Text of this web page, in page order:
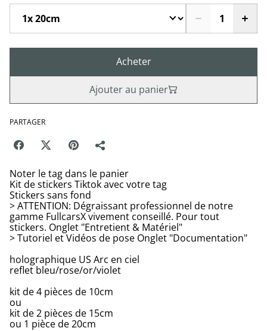
Acheter
Ajouter au panier
PARTAGER
Noter le tag dans le panier
Kit de stickers Tiktok avec votre tag
Stickers sans fond
> ATTENTION: Dégraissant professionnel de notre
gamme FullcarsX vivement conseillé. Pour tout
stickers. Onglet "Entretient & Matériel"
> Tutoriel et Vidéos de pose Onglet "Documentation"
holographique US Arc en ciel
reflet bleu/rose/or/violet
kit de 4 pièces de 10cm
ou
kit de 2 pièces de 15cm
ou 1 pièce de 20cm